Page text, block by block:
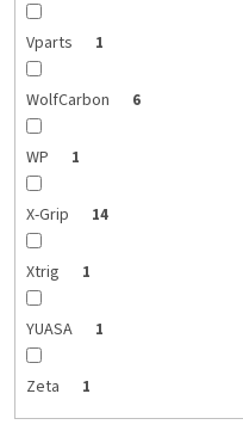
Vparts 1
WolfCarbon 6
WP 1
X-Grip 14
Xtrig 1
YUASA 1
Zeta 1